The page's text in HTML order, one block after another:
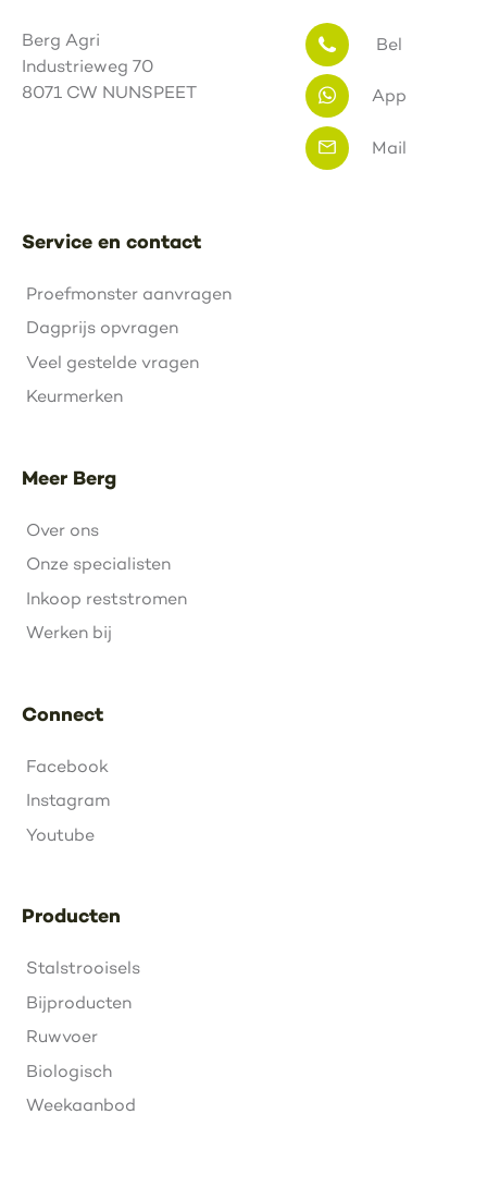
Service en contact
Proefmonster aanvragen
Dagprijs opvragen
Veel gestelde vragen
Keurmerken
Meer Berg
Over ons
Onze specialisten
Inkoop reststromen
Werken bij
Connect
Facebook
Instagram
Youtube
Producten
Stalstrooisels
Bijproducten
Ruwvoer
Biologisch
Weekaanbod
Berg Agri
Industrieweg 70
8071 CW NUNSPEET
Bel
App
Mail